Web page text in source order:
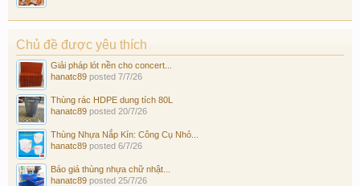
Chủ đề được yêu thích
Giải pháp lót nền cho concert...
hanatc89 posted 7/7/26
Thùng rác HDPE dung tích 80L
hanatc89 posted 20/7/26
Thùng Nhựa Nắp Kín: Công Cụ Nhỏ...
hanatc89 posted 6/7/26
Báo giá thùng nhựa chữ nhật...
hanatc89 posted 25/7/26